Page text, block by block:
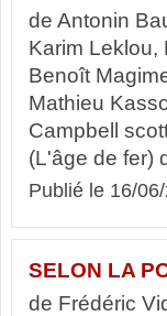
de Antonin
Karim Leklou,
Benoît
Mathieu
Campbell
(L'âge de fer)
Publié le 16/
SELON LA
de Frédéric